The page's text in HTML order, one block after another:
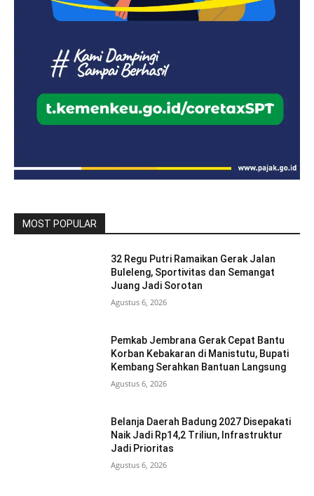
MOST POPULAR
32 Regu Putri Ramaikan Gerak Jalan
Buleleng, Sportivitas dan Semangat
Juang Jadi Sorotan
Agustus 6, 2026
Pemkab Jembrana Gerak Cepat Bantu
Korban Kebakaran di Manistutu, Bupati
Kembang Serahkan Bantuan Langsung
Agustus 6, 2026
Belanja Daerah Badung 2027 Disepakati
Naik Jadi Rp14,2 Triliun, Infrastruktur
Jadi Prioritas
Agustus 6, 2026